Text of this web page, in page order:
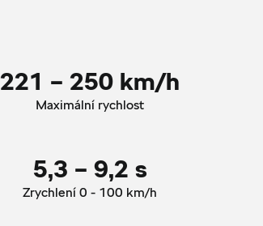
221 – 250 km/h
Maximální rychlost
5,3 – 9,2 s
Zrychlení 0 - 100 km/h